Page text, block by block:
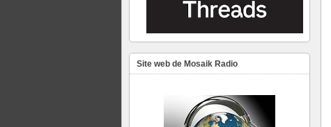
Site web de Mosaik Radio